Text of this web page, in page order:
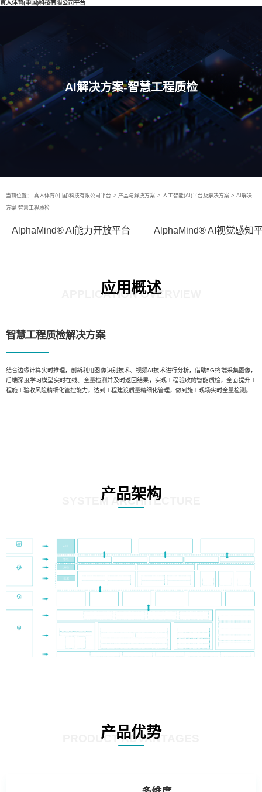
真人体育(中国)科技有限公司平台
AI解决方案-智慧工程质检
当前位置： 真人体育(中国)科技有限公司平台 > 产品与解决方案 > 人工智能(AI)平台及解决方案 > AI解决
方案-智慧工程质检
AlphaMind® AI能力开放平台 AlphaMind® AI视觉感知
应用概述
APPLICATION OVERVIEW
智慧工程质检解决方案
结合边缘计算实时推理，创新利用图像识别技术、视频AI技术进行分析，借助5G终端采集图像，
后端深度学习模型实时在线、全量检测并及时返回结果，实现工程验收的智能质检，全面提升工
程施工验收风险精细化管控能力，达到工程建设质量精细化管理，做到施工现场实时全量检测。
产品架构
SYSTEM ARCHITECTURE
产品优势
PRODUCT ADVANTAGES